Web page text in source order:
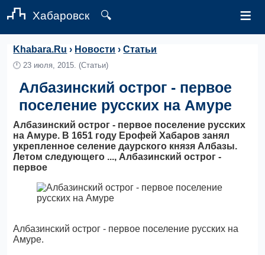
Хабаровск 🔍 ≡
Khabara.Ru › Новости ›Статьи
🕛23 июля, 2015. (Статьи)
Албазинский острог - первое
поселение русских на Амуре
Албазинский острог - первое поселение русских
на Амуре. В 1651 году Ерофей Хабаров занял
укрепленное селение даурского князя Албазы.
Летом следующего ..., Албазинский острог -
первое
Албазинский острог - первое поселение русских на
Амуре.